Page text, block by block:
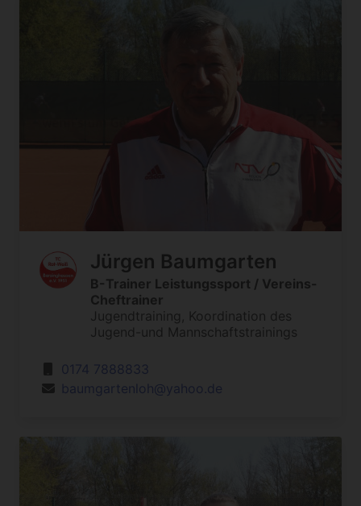
Jürgen Baumgarten
B-Trainer Leistungssport / Vereins-
Cheftrainer
Jugendtraining, Koordination des
Jugend-und Mannschaftstrainings
0174 7888833
baumgartenloh@yahoo.de